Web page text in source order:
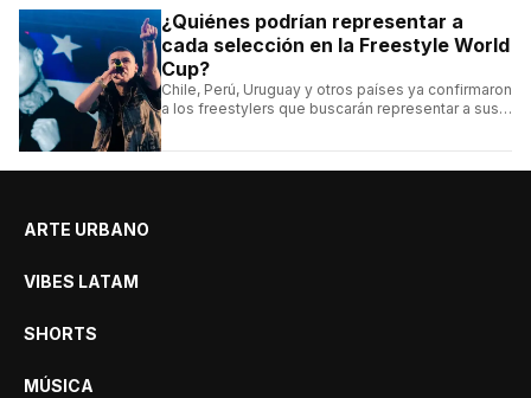
¿Quiénes podrían representar a
cada selección en la Freestyle World
Cup?
Chile, Perú, Uruguay y otros países ya confirmaron
a los freestylers que buscarán representar a sus
ARTE URBANO
VIBES LATAM
SHORTS
MÚSICA